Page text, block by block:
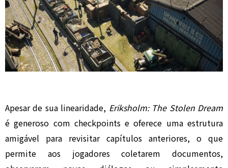
Apesar de sua linearidade, Eriksholm: The Stolen Dream
é generoso com checkpoints e oferece uma estrutura
amigável para revisitar capítulos anteriores, o que
permite aos jogadores coletarem documentos,